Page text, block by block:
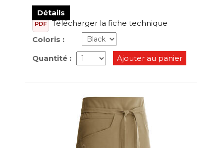
Détails
PDF
Télécharger la fiche technique
Coloris :
Quantité : Ajouter au panier